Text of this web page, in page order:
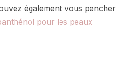
également vous pencher
pour les peaux